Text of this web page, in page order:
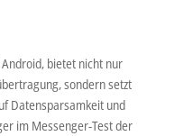
bietet nicht nur
sondern setzt
Datensparsamkeit und
im Messenger-Test der